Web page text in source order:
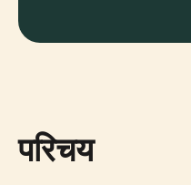
परिचय